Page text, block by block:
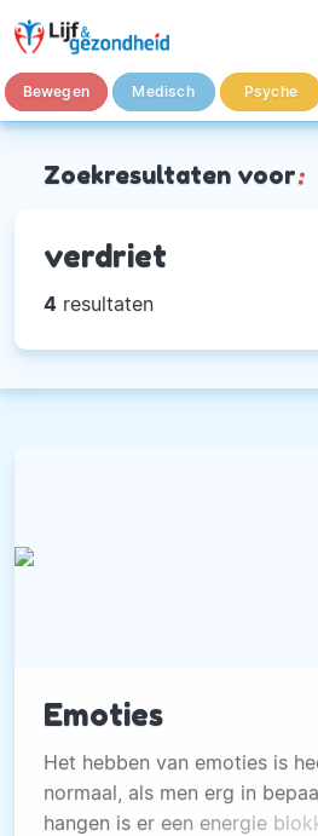
Bewegen Medisch Psyche
Zoekresultaten voor:
verdriet
4 resultaten
Emoties
Het hebben van emoties is
normaal, als men erg in
hangen is er een energie